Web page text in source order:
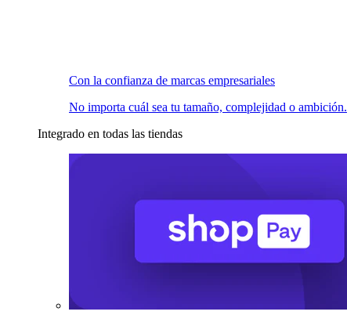
Con la confianza de marcas empresariales
No importa cuál sea tu tamaño, complejidad o ambición.
Integrado en todas las tiendas